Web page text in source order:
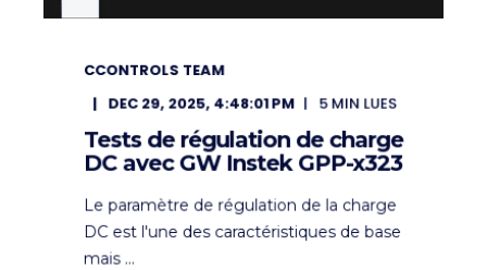
CCONTROLS TEAM
DEC 29, 2025, 4:48:01 PM
5MIN LUES
Tests de régulation de charge
DC avec GW Instek GPP-x323
Le paramètre de régulation de la charge
DC est l'une des caractéristiques de base
mais ...